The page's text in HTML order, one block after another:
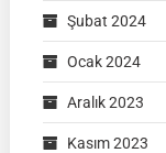
Şubat 2024
Ocak 2024
Aralık 2023
Kasım 2023